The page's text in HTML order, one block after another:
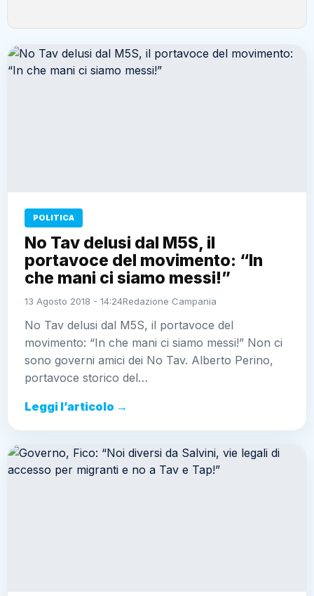
POLITICA
No Tav delusi dal M5S, il
portavoce del movimento: “In
che mani ci siamo messi!”
13 Agosto 2018 - 14:24Redazione Campania
No Tav delusi dal M5S, il portavoce del
movimento: “In che mani ci siamo messi!” Non ci
sono governi amici dei No Tav. Alberto Perino,
portavoce storico del…
Leggi l’articolo →